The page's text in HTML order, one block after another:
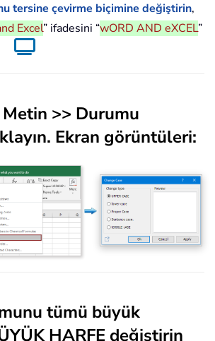
tersine çevirme biçimine değiştirin,
Excel” ifadesini “wORD AND eXCEL”
Metin >> Durumu
Ekran görüntüleri:
tümü büyük
HARFE değiştirin